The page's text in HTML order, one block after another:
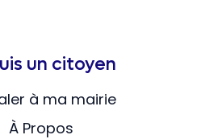
un citoyen
à ma mairie
À Propos